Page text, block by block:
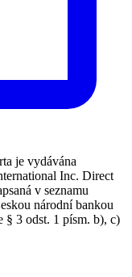
je vydávána
Inc. Direct
v seznamu
národní bankou
§ 3 odst. 1 písm. b), c)